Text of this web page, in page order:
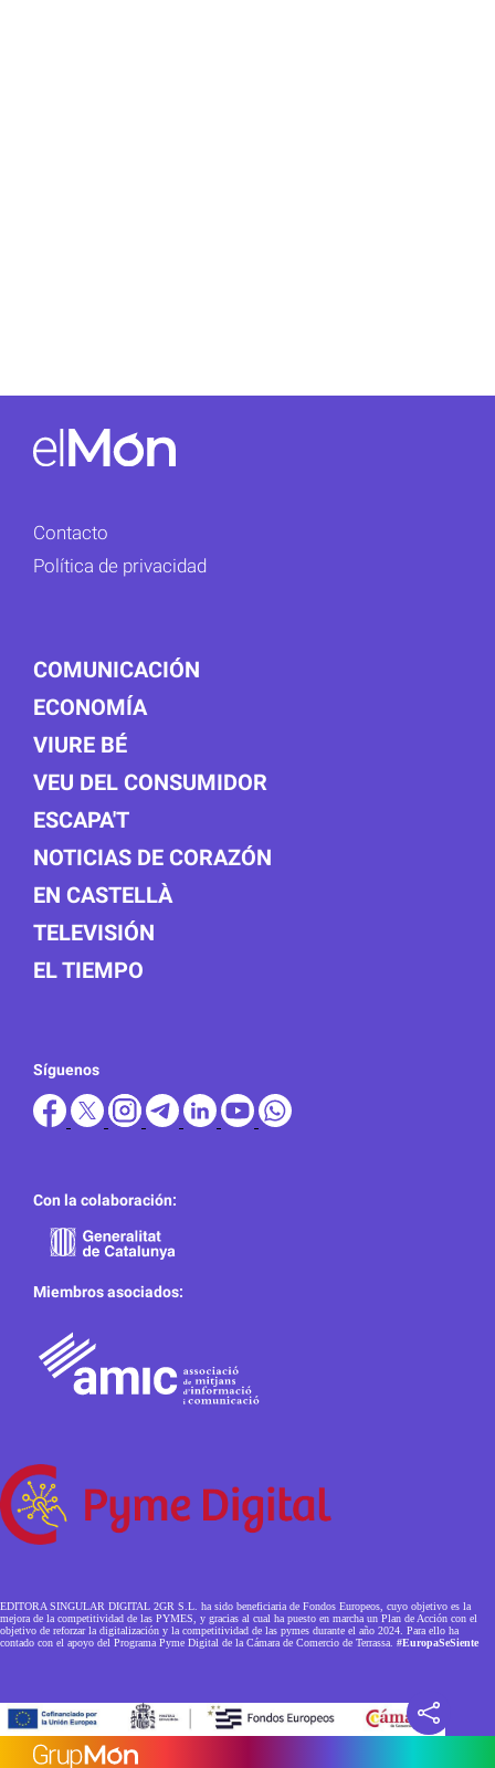
Contacto
Política de privacidad
COMUNICACIÓN
ECONOMÍA
VIURE BÉ
VEU DEL CONSUMIDOR
ESCAPA'T
NOTICIAS DE CORAZÓN
EN CASTELLÀ
TELEVISIÓN
EL TIEMPO
Síguenos
Con la colaboración:
Miembros asociados:
EDITORA SINGULAR DIGITAL 2GR S.L. ha sido beneficiaria de Fondos Europeos, cuyo objetivo es la
mejora de la competitividad de las PYMES, y gracias al cual ha puesto en marcha un Plan de Acción con el
objetivo de reforzar la digitalización y la competitividad de las pymes durante el año 2024. Para ello ha
contado con el apoyo del Programa Pyme Digital de la Cámara de Comercio de Terrassa. #EuropaSeSiente